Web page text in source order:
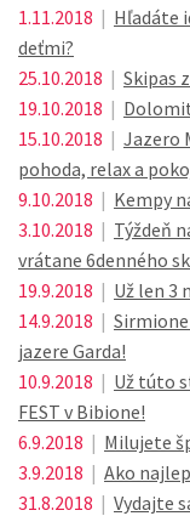
1.11.2018 | Hľadáte
deťmi?
25.10.2018 | Skipas
19.10.2018 |
15.10.2018 | Jazero
pohoda, relax a
9.10.2018 | Kempy
3.10.2018 | Týždeň
vrátane 6denného
19.9.2018 | Už len 3
14.9.2018 |
jazere Garda!
10.9.2018 | Už túto
FEST v Bibione!
6.9.2018 | Milujete
3.9.2018 | Ako
31.8.2018 | Vydajte